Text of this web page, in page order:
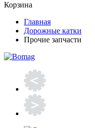
Корзина
Главная
Дорожные катки
Прочие запчасти